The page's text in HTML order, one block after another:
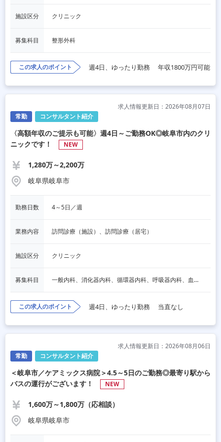
施設区分 クリニック
募集科目 整形外科
この求人のポイント 週4日、ゆったり勤務 年収1800万円可能
常勤 コンサルタント紹介
求人情報更新日：2026年08月07日
〈高額年収のご提示も可能〉週4日～ご勤務OK◎岐阜市内のクリ
ニックです！
NEW
1,280万～2,200万
岐阜県岐阜市
勤務日数 4～5日／週
業務内容 訪問診療（施設）、訪問診療（居宅）
施設区分 クリニック
募集科目 一般内科、消化器内科、循環器内科、呼吸器内科、血液内科、脳神経内科、内分泌内科、老人内科、一般外科、消化器外科、その他
この求人のポイント 週4日、ゆったり勤務 当直なし
常勤 コンサルタント紹介
求人情報更新日：2026年08月06日
＜岐阜市／ケアミックス病院＞4.5～5日のご勤務◎最寄り駅から
バスの運行がございます！
NEW
1,600万～1,800万（応相談）
岐阜県岐阜市